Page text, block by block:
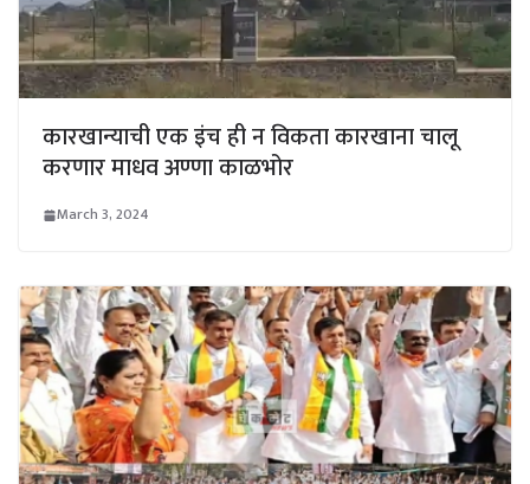
कारखान्याची एक इंच ही न विकता कारखाना चालू
करणार माधव अण्णा काळभोर
March 3, 2024